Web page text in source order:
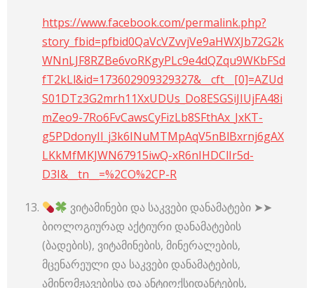
https://www.facebook.com/permalink.php?
story_fbid=pfbid0QaVcVZvvjVe9aHWXJb72G2k
WNnLJF8RZBe6voRKgyPLc9e4dQZqu9WKbFSd
fT2kLl&id=173602909329327&__cft__[0]=AZUd
S01DTz3G2mrh11XxUDUs_Do8ESGSiJIUjFA48i
mZeo9-7Ro6FvCawsCyFizLb8SFthAx_JxKT-
g5PDdonyIl_j3k6INuMTMpAqV5nBlBxrnj6gAX
LKkMfMKJWN67915iwQ-xR6nIHDClIr5d-
D3I&__tn__=%2CO%2CP-R
ვიტამინები და საკვები დანამატები ➤➤
ბიოლოგიურად აქტიური დანამატების
(ბადების), ვიტამინების, მინერალების,
მცენარეული და საკვები დანამატების,
ამინომჟავებისა და ანტიოქსიდანტების,